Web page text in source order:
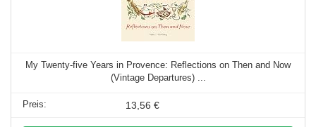
My Twenty-five Years in Provence: Reflections on Then and Now
(Vintage Departures) ...
13,56 €